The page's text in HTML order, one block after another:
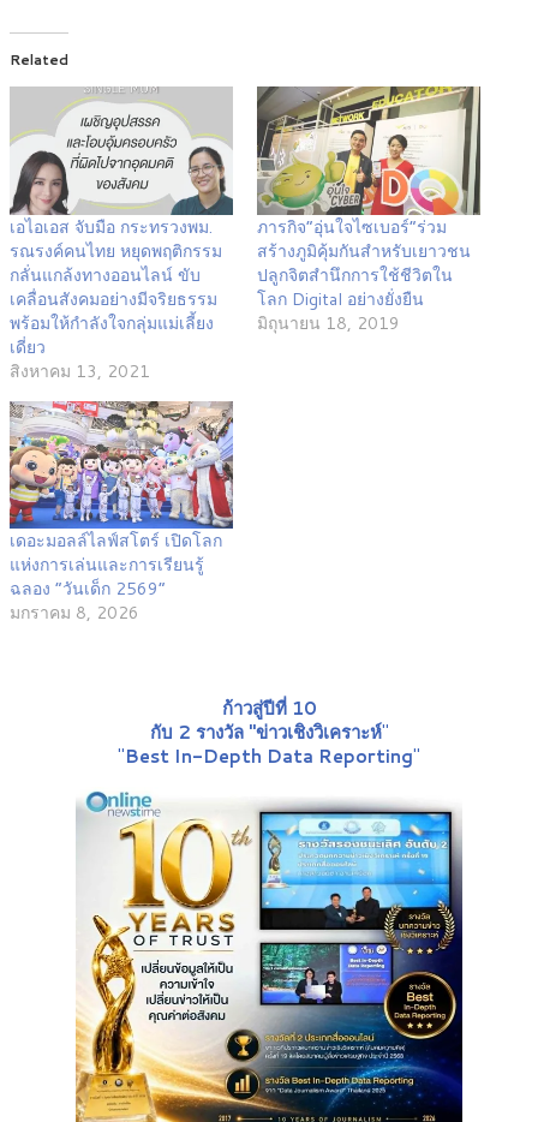
Related
เอไอเอส จับมือ กระทรวงพม.
รณรงค์คนไทย หยุดพฤติกรรม
กลั่นแกล้งทางออนไลน์ ขับ
เคลื่อนสังคมอย่างมีจริยธรรม
พร้อมให้กำลังใจกลุ่มแม่เลี้ยง
เดี่ยว
สิงหาคม 13, 2021
ภารกิจ”อุ่นใจไซเบอร์”ร่วม
สร้างภูมิคุ้มกันสำหรับเยาวชน
ปลูกจิตสำนึกการใช้ชีวิตใน
โลก Digital อย่างยั่งยืน
มิถุนายน 18, 2019
เดอะมอลล์ไลฟ์สโตร์ เปิดโลก
แห่งการเล่นและการเรียนรู้
ฉลอง “วันเด็ก 2569”
มกราคม 8, 2026
ก้าวสู่ปีที่ 10
กับ 2 รางวัล "ข่าวเชิงวิเคราะห์"
"Best In-Depth Data Reporting"